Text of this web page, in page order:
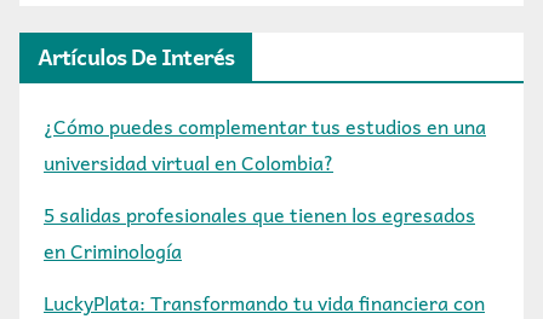
Artículos De Interés
¿Cómo puedes complementar tus estudios en una
universidad virtual en Colombia?
5 salidas profesionales que tienen los egresados
en Criminología
LuckyPlata: Transformando tu vida financiera con